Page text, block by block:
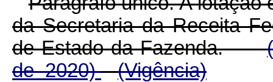
da Secretaria da Receita
de Estado da Fazenda.
de 2020)
(Vigência)